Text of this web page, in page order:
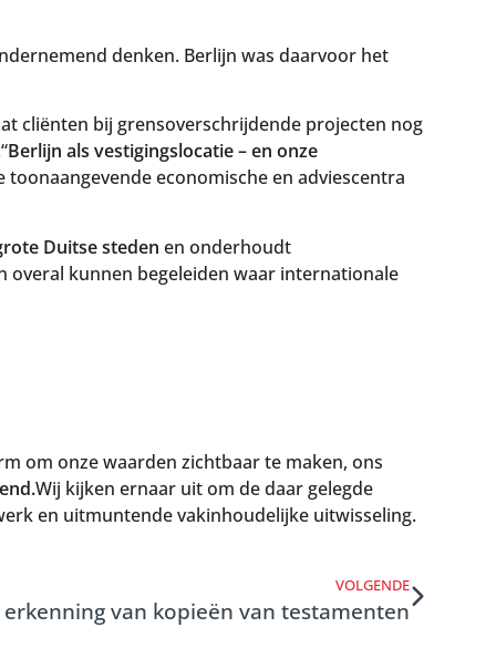
denken. Berlijn was daarvoor het
cliënten bij grensoverschrijdende projecten nog
Berlijn als vestigingslocatie – en onze
economische en adviescentra
Duitse steden en onderhoudt
overal kunnen begeleiden waar internationale
om onze waarden zichtbaar te maken, ons
Wij kijken ernaar uit om de daar gelegde
en uitmuntende vakinhoudelijke uitwisseling.
VOLGENDE
erkenning van kopieën van testamenten